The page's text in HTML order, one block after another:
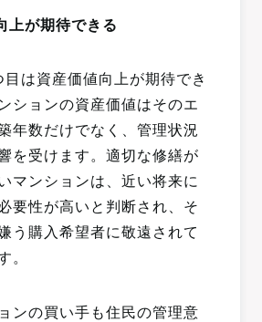
上が期待できる
目は資産価値向上が期待でき
ションの資産価値はそのエ
年数だけでなく、管理状況
を受けます。適切な修繕が
マンションは、近い将来に
要性が高いと判断され、そ
う購入希望者に敬遠されて
。
ンの買い手も住民の管理意